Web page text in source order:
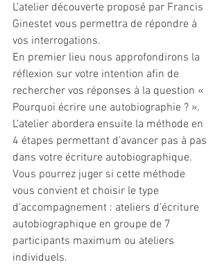
L’atelier découverte proposé par Francis
Ginestet vous permettra de répondre à
vos interrogations.
En premier lieu nous approfondirons la
réflexion sur votre intention afin de
rechercher vos réponses à la question «
Pourquoi écrire une autobiographie ? ».
L’atelier abordera ensuite la méthode en
4 étapes permettant d’avancer pas à pas
dans votre écriture autobiographique.
Vous pourrez juger si cette méthode
vous convient et choisir le type
d’accompagnement : ateliers d’écriture
autobiographique en groupe de 7
participants maximum ou ateliers
individuels.